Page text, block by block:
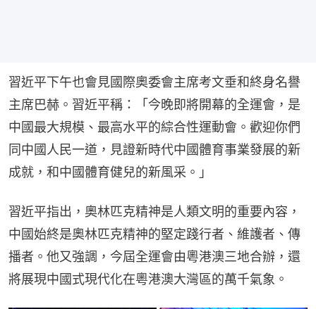
習近平下午也會見國際奧委會主席考文垂和終身名譽
主席巴赫。習近平稱：「今晚即將開幕的全運會，是
中國最大規模、最高水平的綜合性運動會。歡迎你們
同中國人民一道，見證新時代中國體育事業發展的新
成就，和中國體育健兒的新風采。」
習近平指出，奧林匹克精神是人類文明的重要內容，
中國始終是奧林匹克精神的堅定踐行者、維護者、傳
播者。他又強調，今屆全運會由粵港澳三地合辦，還
將展現中國式現代化在粵港澳大灣區的萬千氣象。